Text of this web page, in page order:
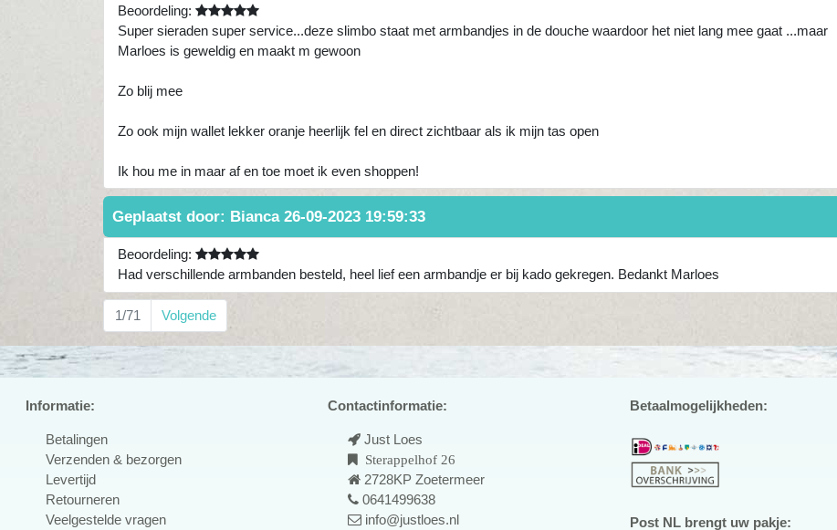
Beoordeling:
Super sieraden super service...deze slimbo staat met armbandjes in de douche waardoor het niet lang mee gaat ...maar
Marloes is geweldig en maakt m gewoon
Zo blij mee
Zo ook mijn wallet lekker oranje heerlijk fel en direct zichtbaar als ik mijn tas open
Ik hou me in maar af en toe moet ik even shoppen!
Geplaatst door: Bianca 26-09-2023 19:59:33
Beoordeling:
Had verschillende armbanden besteld, heel lief een armbandje er bij kado gekregen. Bedankt Marloes
1/71 Volgende
Informatie:
Betalingen
Verzenden & bezorgen
Levertijd
Retourneren
Veelgestelde vragen
Contactinformatie:
Just Loes
Sterappelhof 26
2728KP Zoetermeer
0641499638
info@justloes.nl
Betaalmogelijkheden:
Post NL brengt uw pakje: